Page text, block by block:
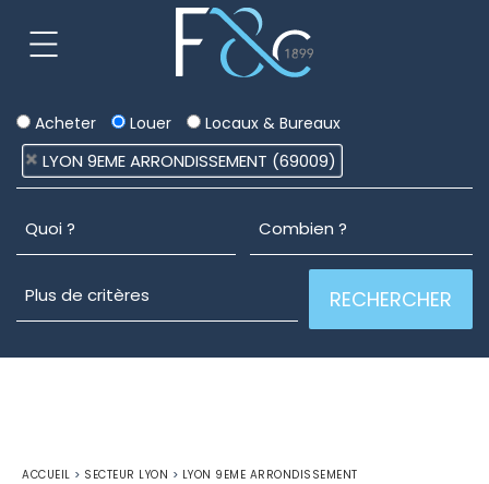
Acheter Louer Locaux & Bureaux
LYON 9EME ARRONDISSEMENT (69009)
ACCUEIL > SECTEUR LYON > LYON 9EME ARRONDISSEMENT